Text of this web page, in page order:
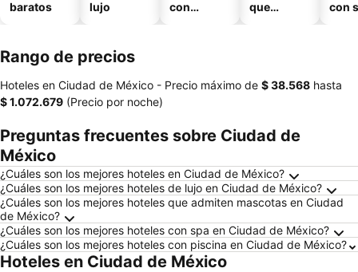
baratos
lujo
con
que
con
Rango de precios
Hoteles en Ciudad de México - Precio máximo de ‎$ 38.568 hasta
‎$ 1.072.679 (Precio por noche)
Preguntas frecuentes sobre Ciudad de
México
¿Cuáles son los mejores hoteles en Ciudad de México?
¿Cuáles son los mejores hoteles de lujo en Ciudad de México?
¿Cuáles son los mejores hoteles que admiten mascotas en Ciudad
de México?
¿Cuáles son los mejores hoteles con spa en Ciudad de México?
¿Cuáles son los mejores hoteles con piscina en Ciudad de México?
Hoteles en Ciudad de México